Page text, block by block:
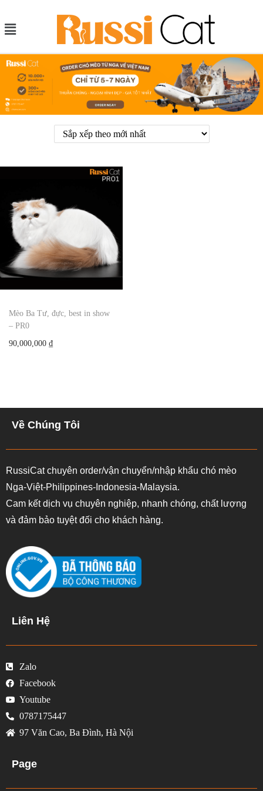
Mèo Ba Tư, đực, best in show
– PR0
90,000,000 ₫
Về Chúng Tôi
RussiCat chuyên order/vận chuyển/nhập khẩu chó mèo
Nga-Việt-Philippines-Indonesia-Malaysia.
Cam kết dịch vụ chuyên nghiệp, nhanh chóng, chất lượng
và đảm bảo tuyệt đối cho khách hàng.
Liên Hệ
Zalo
Facebook
Youtube
0787175447
97 Văn Cao, Ba Đình, Hà Nội
Page